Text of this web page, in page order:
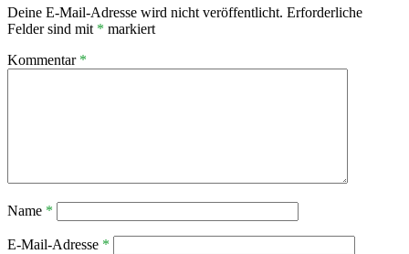
Deine E-Mail-Adresse wird nicht veröffentlicht. Erforderliche
Felder sind mit * markiert
Kommentar *
Name *
E-Mail-Adresse *